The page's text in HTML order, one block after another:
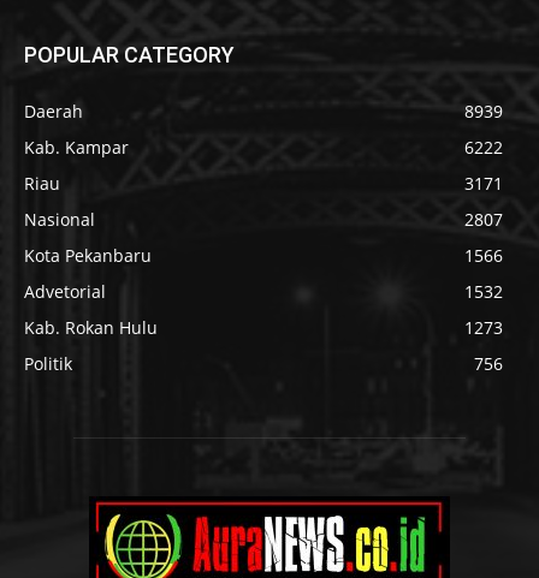
POPULAR CATEGORY
Daerah
8939
Kab. Kampar
6222
Riau
3171
Nasional
2807
Kota Pekanbaru
1566
Advetorial
1532
Kab. Rokan Hulu
1273
Politik
756